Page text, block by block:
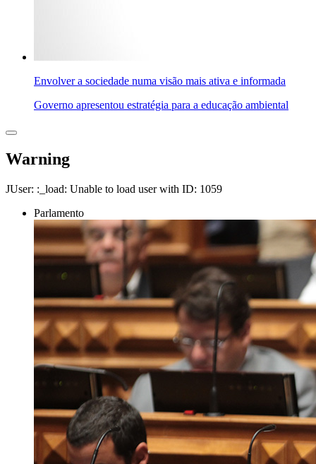
Envolver a sociedade numa visão mais ativa e informada
Governo apresentou estratégia para a educação ambiental
Warning
JUser: :_load: Unable to load user with ID: 1059
Parlamento